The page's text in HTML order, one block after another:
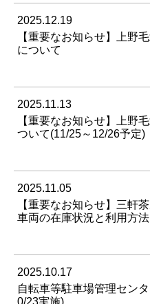
2025.12.19
【重要なお知らせ】上野
について
2025.11.13
【重要なお知らせ】上野
ついて(11/25～12/26予定)
2025.11.05
【重要なお知らせ】三軒
車両の在庫状況と利用方
2025.10.17
自転車等駐車場管理セン
0/23実施)